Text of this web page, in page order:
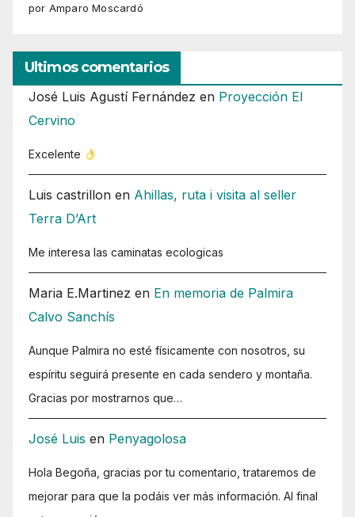
por Amparo Moscardó
Ultimos comentarios
José Luis Agustí Fernández en Proyección El
Cervino
Excelente
Luis castrillon en Ahillas, ruta i visita al seller
Terra D’Art
Me interesa las caminatas ecologicas
Maria E.Martinez en En memoria de Palmira
Calvo Sanchís
Aunque Palmira no esté físicamente con nosotros, su
espíritu seguirá presente en cada sendero y montaña.
Gracias por mostrarnos que…
José Luis en Penyagolosa
Hola Begoña, gracias por tu comentario, trataremos de
mejorar para que la podáis ver más información. Al final